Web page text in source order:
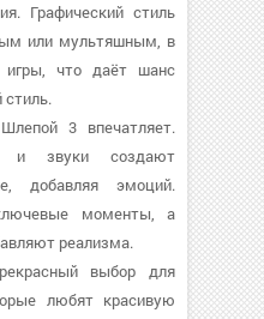
Графический стиль
или мультяшным, в
игры, что даёт шанс
3 впечатляет.
и звуки создают
добавляя эмоций.
моменты, а
реализма.
выбор для
любят красивую